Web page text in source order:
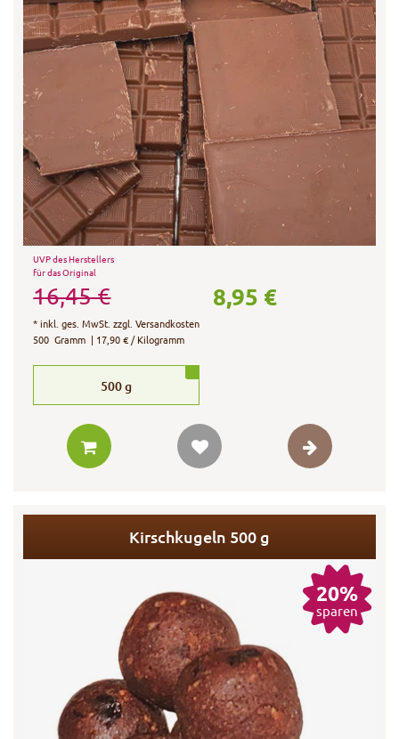
UVP des Herstellers
für das Original
16,45 € 8,95 €
*inkl. ges. MwSt. zzgl.Versandkosten
500 Gramm | 17,90 € / Kilogramm
500g
Kirschkugeln 500 g
20%
sparen